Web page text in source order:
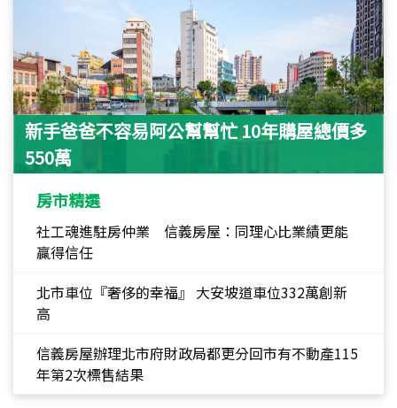
新手爸爸不容易阿公幫幫忙 10年購屋總價多
550萬
房市精選
社工魂進駐房仲業 信義房屋：同理心比業績更能
贏得信任
北市車位『奢侈的幸福』 大安坡道車位332萬創新
高
信義房屋辦理北市府財政局都更分回市有不動產115
年第2次標售結果